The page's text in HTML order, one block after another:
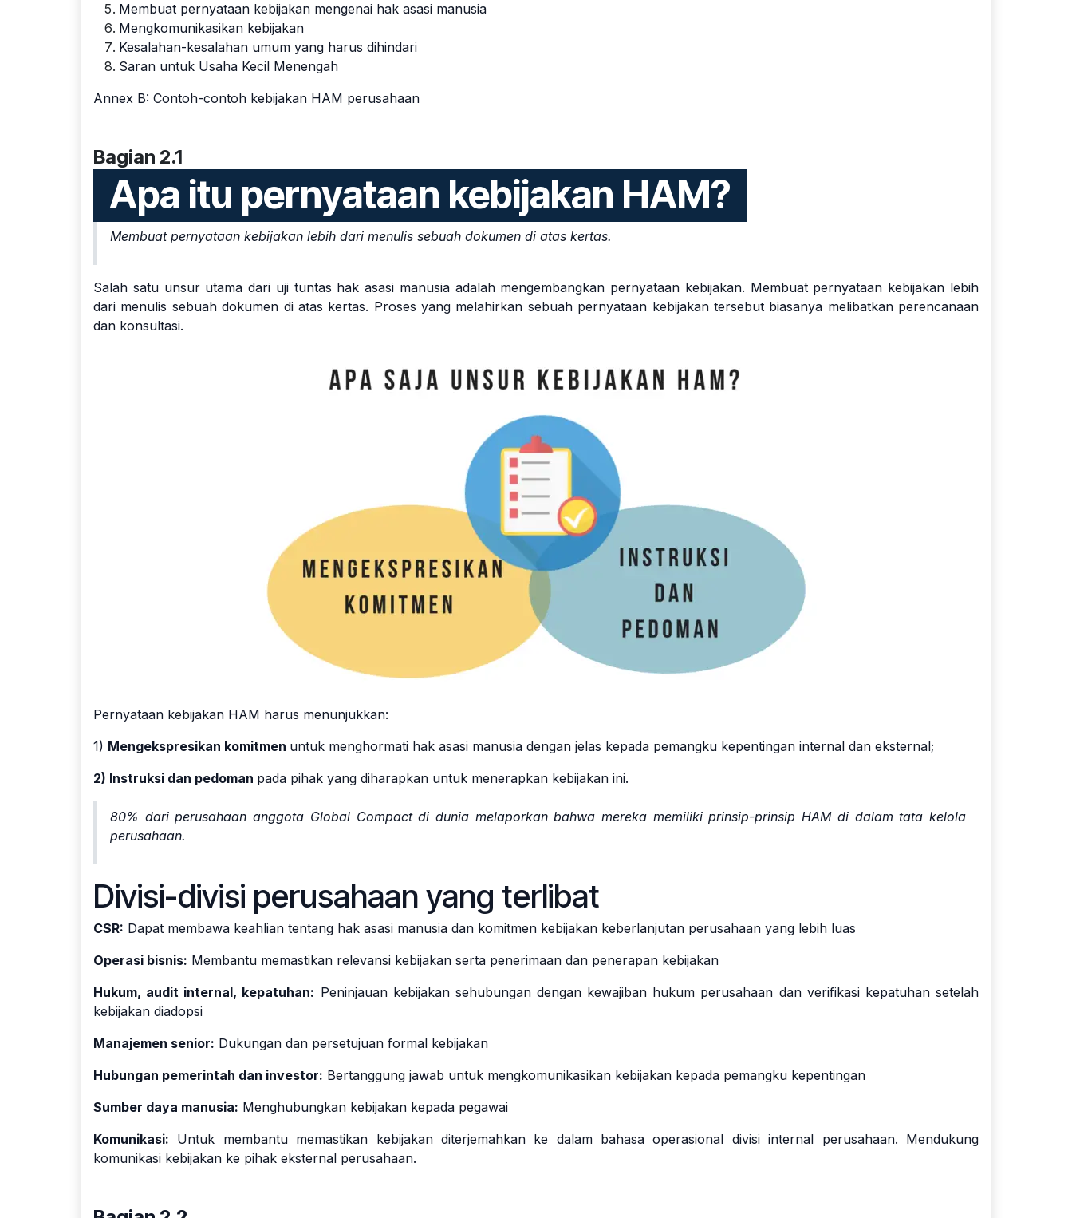
Membuat pernyataan kebijakan mengenai hak asasi manusia
Mengkomunikasikan kebijakan
Kesalahan-kesalahan umum yang harus dihindari
Saran untuk Usaha Kecil Menengah
Annex B: Contoh-contoh kebijakan HAM perusahaan
Bagian 2.1
Apa itu pernyataan kebijakan HAM?
Membuat pernyataan kebijakan lebih dari menulis sebuah dokumen di atas kertas.
Salah satu unsur utama dari uji tuntas hak asasi manusia adalah mengembangkan pernyataan kebijakan. Membuat pernyataan kebijakan lebih
dari menulis sebuah dokumen di atas kertas. Proses yang melahirkan sebuah pernyataan kebijakan tersebut biasanya melibatkan perencanaan
dan konsultasi.
Pernyataan kebijakan HAM harus menunjukkan:
1) Mengekspresikan komitmen untuk menghormati hak asasi manusia dengan jelas kepada pemangku kepentingan internal dan eksternal;
2) Instruksi dan pedoman pada pihak yang diharapkan untuk menerapkan kebijakan ini.
80% dari perusahaan anggota Global Compact di dunia melaporkan bahwa mereka memiliki prinsip-prinsip HAM di dalam tata kelola
perusahaan.
Divisi-divisi perusahaan yang terlibat
CSR: Dapat membawa keahlian tentang hak asasi manusia dan komitmen kebijakan keberlanjutan perusahaan yang lebih luas
Operasi bisnis: Membantu memastikan relevansi kebijakan serta penerimaan dan penerapan kebijakan
Hukum, audit internal, kepatuhan: Peninjauan kebijakan sehubungan dengan kewajiban hukum perusahaan dan verifikasi kepatuhan setelah
kebijakan diadopsi
Manajemen senior: Dukungan dan persetujuan formal kebijakan
Hubungan pemerintah dan investor: Bertanggung jawab untuk mengkomunikasikan kebijakan kepada pemangku kepentingan
Sumber daya manusia: Menghubungkan kebijakan kepada pegawai
Komunikasi: Untuk membantu memastikan kebijakan diterjemahkan ke dalam bahasa operasional divisi internal perusahaan. Mendukung
komunikasi kebijakan ke pihak eksternal perusahaan.